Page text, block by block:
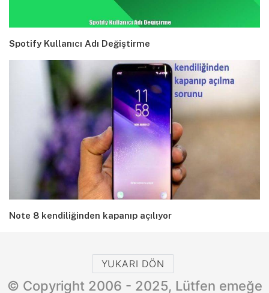
Spotify Kullanıcı Adı Değiştirme
Note 8 kendiliğinden kapanıp açılıyor
YUKARI DÖN
© Copyright 2006 - 2025, Lütfen emeğe